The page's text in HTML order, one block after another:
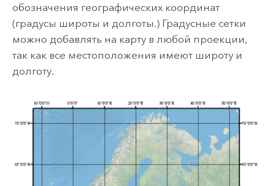
обозначения географических координат
(градусы широты и долготы.) Градусные сетки
можно добавлять на карту в любой проекции,
так как все местоположения имеют широту и
долготу.